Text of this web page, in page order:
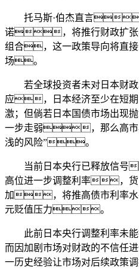
托马斯·伯杰直言
诺，将推行财政扩张
组合，这一政策导向将直接
场。
若全球投资者未对日本财
应，日本经济至少在短期
激；但倘若日本国债市场出
一步走弱，那么高市
浅的风险”。
当前日本央行已释放信号
高位进一步调整利率，货
加，将推高债市利率
元贬值压力。
此前日本央行调整利率
而因加剧市场对财政的不信
一历史经验让市场对后续政策